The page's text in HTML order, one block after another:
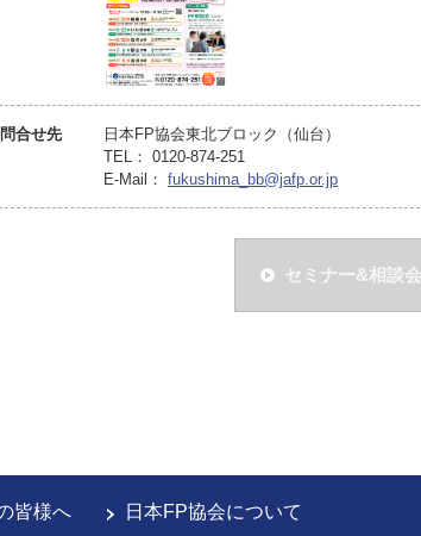
合せ先
日本FP協会東北ブロック（仙台）
TEL： 0120-874-251
E-Mail： fukushima_bb@jafp.or.jp
セミナー&相談
皆様へ 日本FP協会について